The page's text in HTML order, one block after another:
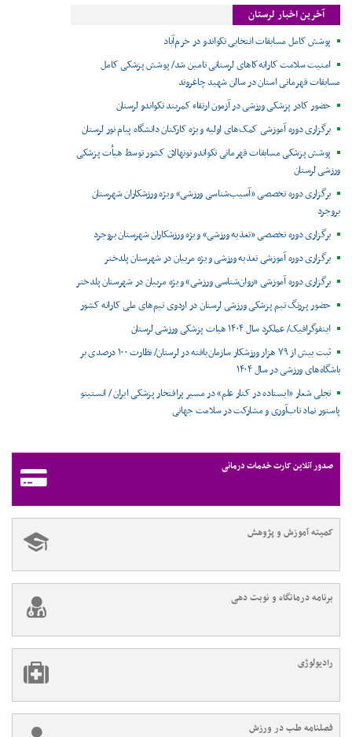
آخرین اخبار لرستان
پوشش کامل مسابقات انتخابی تکواندو در خرم‌آباد
امنیت سلامت کاراته‌کاهای لرستانی تامین شد/ پوشش پزشکی کامل
مسابقات قهرمانی استان در سالن شهید چاغروند
حضور کادر پزشکی ورزشی در آزمون ارتقاء کمربند تکواندو لرستان
برگزاری دوره آموزشی کمک‌های اولیه ویژه کارکنان دانشگاه پیام نور لرستان
پوشش پزشکی مسابقات قهرمانی تکواندو نونهالان کشور توسط هیأت پزشکی
ورزشی لرستان
برگزاری دوره تخصصی «آسیب‌شناسی ورزشی» ویژه ورزشکاران شهرستان
بروجرد
برگزاری دوره تخصصی «تغذیه ورزشی» ویژه ورزشکاران شهرستان بروجرد
برگزاری دوره آموزشی تغذیه ورزشی ویژه مربیان در شهرستان پلدختر
برگزاری دوره آموزشی «روان‌شناسی ورزشی» ویژه مربیان در شهرستان پلدختر
حضور پررنگ تیم پزشکی ورزشی لرستان در اردوی تیم‌های ملی کاراته کشور
اینفوگرافیک/ عملکرد سال ۱۴۰۴ هیات پزشکی ورزشی لرستان
ثبت بیش از ۷۹ هزار ورزشکار سازمان‌یافته در لرستان/ نظارت ۱۰۰ درصدی بر
باشگاه‌های ورزشی در سال ۱۴۰۴
تجلی شعار «ایستاده در کنار علم» در مسیر پرافتخار پزشکی ایران / انستیتو
پاستور نماد تاب‌آوری و مشارکت در سلامت جهانی
صدور آنلاین کارت خدمات درمانی
کمیته آموزش و پژوهش
برنامه درمانگاه و نوبت دهی
رادیولوژی
فصلنامه طب در ورزش